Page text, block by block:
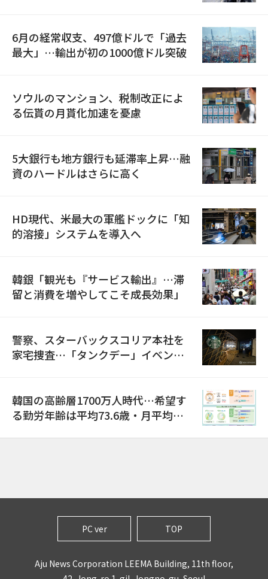
6月の経常収支、497億ドルで「過去
最大」…輸出が初の1000億ドル突破
ソウルのマンション、税制改正によ
る伝貰の月貰化加速を憂慮
5大銀行も地方銀行も延滞率上昇…融
資のハードルはさらに高く
HD現代、米最大の軍艦ドックに「知
的溶接」システムを導入へ
韓銀「観光も『サービス輸出』…滞
留と消費を増やしてこそ成長効果」
警察、スターバックスコリア本社を
家宅捜査…「タンクデー」イベント
韓国の高齢層1700万人時代…希望す
る勤労年齢は平均73.6歳・月平均賃
PC ver TOP
Aju News Corporation LEEMA Building, 11th floor,